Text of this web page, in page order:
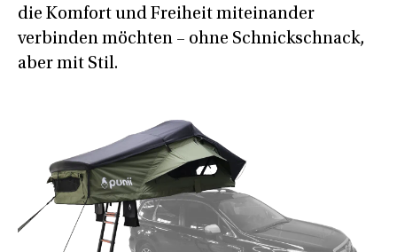
die Komfort und Freiheit miteinander
verbinden möchten – ohne Schnickschnack,
aber mit Stil.